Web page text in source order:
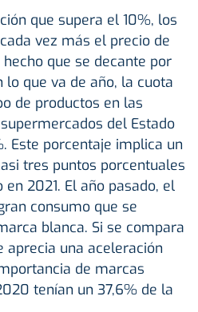
que supera el 10%, los
vez más el precio de
que se decante por
lo que va de año, la cuota
de productos en las
del Estado
Este porcentaje implica un
tres puntos porcentuales
2021. El año pasado, el
consumo que se
blanca. Si se compara
aprecia una aceleración
de marcas
tenían un 37,6% de la